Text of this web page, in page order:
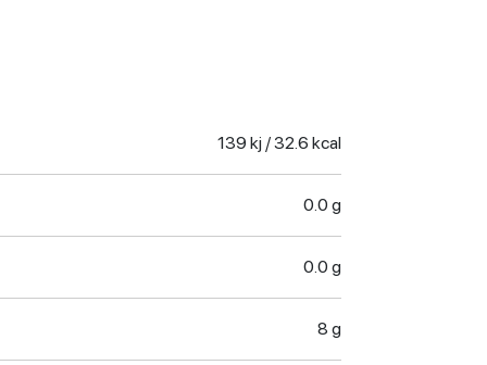
139 kj / 32.6 kcal
0.0 g
0.0 g
8 g